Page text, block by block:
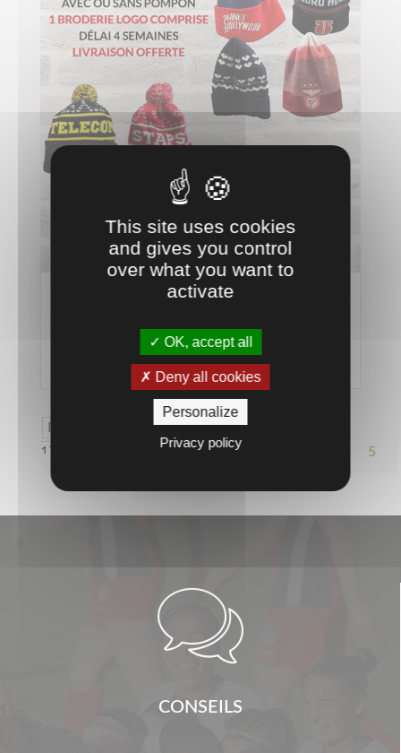
Page 2 sur
17
2
5

CONSEILS
This site uses cookies
and gives you control
over what you want to
activate
OK, accept all
Deny all cookies
Personalize
Privacy policy